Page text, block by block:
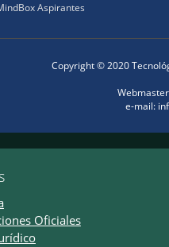
Aspirantes
Copyright © 2020
e-mail:
Oficiales